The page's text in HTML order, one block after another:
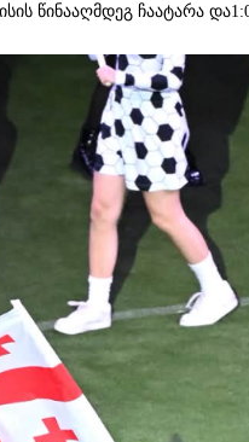
წინააღმდეგ ჩაატარა და1:0